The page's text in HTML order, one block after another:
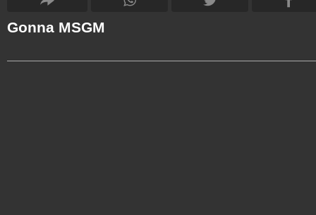
Gonna MSGM